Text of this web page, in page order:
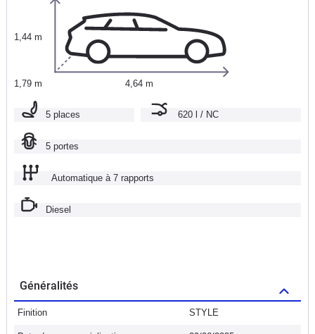
1,44 m
1,79 m 4,64 m
5 places 620 l / NC
5 portes
Automatique à 7 rapports
Diesel
Généralités
Finition STYLE